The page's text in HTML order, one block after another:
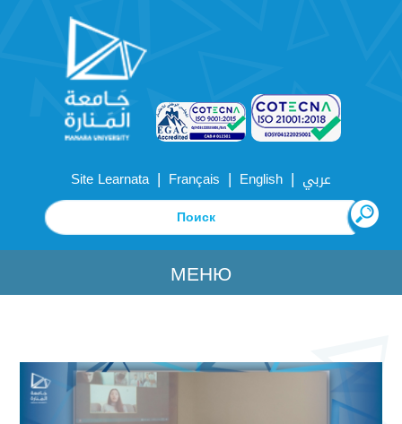
Site Learnata | Français | English | عربي
МЕНЮ